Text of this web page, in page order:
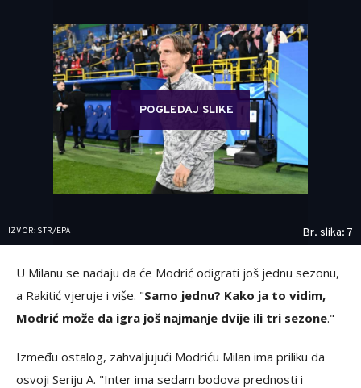
POGLEDAJ SLIKE
IZVOR: STR/EPA Br. slika: 7
U Milanu se nadaju da će Modrić odigrati još jednu sezonu,
a Rakitić vjeruje i više. "Samo jednu? Kako ja to vidim,
Modrić može da igra još najmanje dvije ili tri sezone."
Između ostalog, zahvaljujući Modriću Milan ima priliku da
osvoji Seriju A. "Inter ima sedam bodova prednosti i